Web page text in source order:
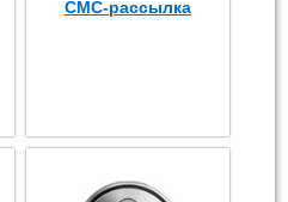
СМС-рассылка